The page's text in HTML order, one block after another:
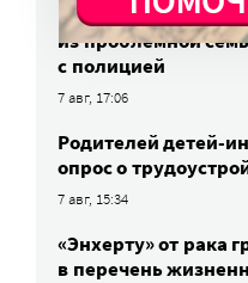
Родных, которые
из проблемной
с полицией
7 авг, 17:06
Родителей детей-
опрос о
7 авг, 15:34
«Энхерту» от рака
в перечень